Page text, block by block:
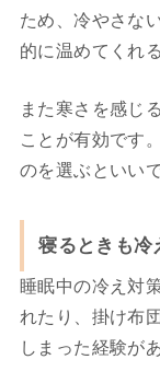
ため、冷やさな
的に温めてくれ
また寒さを感じ
ことが有効です
のを選ぶといい
寝るときも冷
睡眠中の冷え対
れたり、掛け布
しまった経験が